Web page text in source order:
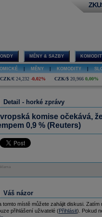
MĚNY & SAZBY
MĚNY KOMODITY
CZK/€ 24,232 -0,02% CZK/$ 20,966 0,00%
Detail - horké zprávy
komise očekává,
0,9 % (Reuters)
Váš názor
tomto místě můžete zahájit diskusi.
přihlášení uživatelé (Přihlásit). Pokud